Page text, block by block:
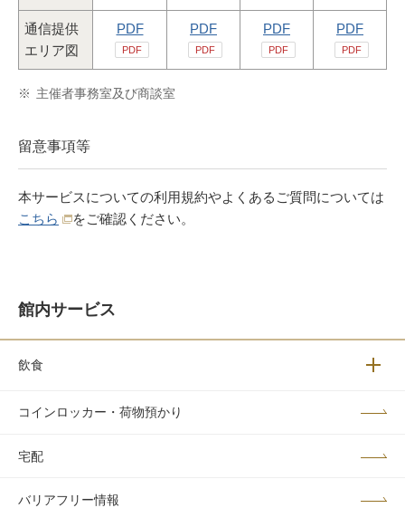
通信提供
エリア図
PDF
PDF
PDF
PDF
PDF
PDF
PDF
PDF
※ 主催者事務室及び商談室
留意事項等
本サービスについての利用規約やよくあるご質問については
こちら
をご確認ください。
館内サービス
飲食 メニュ
コインロッカー・荷物預かり
宅配
バリアフリー情報